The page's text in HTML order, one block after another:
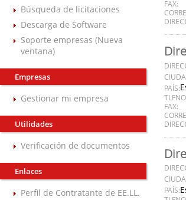
Búsqueda de licitaciones
Descarga de Software
Soporte empresas (Nueva
ventana)
Empresas
Gestionar mi empresa
Utilidades
Verificación de documentos
Enlaces
Perfil de Contratante de EE.LL.
FAX:
PAÍS:
FAX:
PAÍS: